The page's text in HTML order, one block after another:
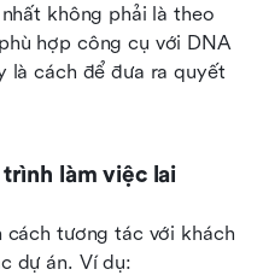
không phải là theo
hợp công cụ với DNA
là cách để đưa ra quyết
làm việc lai
cách tương tác với khách
dự án. Ví dụ: